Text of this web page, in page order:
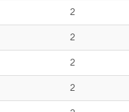
2
2
2
2